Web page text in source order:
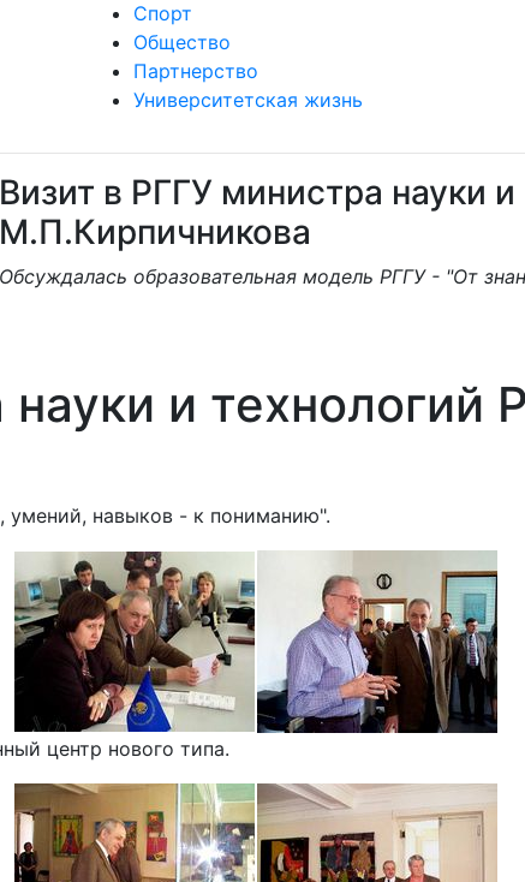
Спорт
Общество
Партнерство
Университетская жизнь
Визит в РГГУ министра науки
М.П.Кирпичникова
Обсуждалась образовательная модель РГГУ - "От
и технологий
умений, навыков - к пониманию".
центр нового типа.